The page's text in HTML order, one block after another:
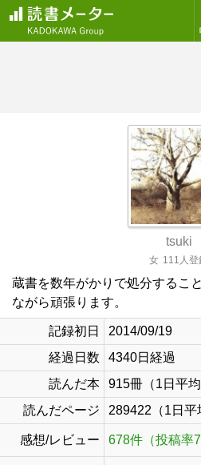
tsuki
女 111人登
蔵書を数年がかりで処分するこ
ながら頑張ります。
記録初日
2014/09/19
経過日数
4340日経過
読んだ本
915冊（1日平
読んだページ
289422（1日平
感想/レビュー 678件（投稿率